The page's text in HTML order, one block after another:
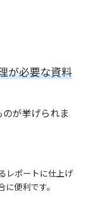
が必要な資料
が挙げられま
レポートに仕上げ
便利です。